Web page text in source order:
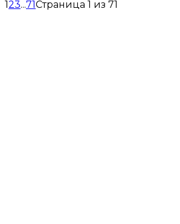
123...71Страница 1 из 71